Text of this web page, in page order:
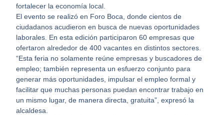
fortalecer la economía local.
El evento se realizó en Foro Boca, donde cientos de
ciudadanos acudieron en busca de nuevas oportunidades
laborales. En esta edición participaron 60 empresas que
ofertaron alrededor de 400 vacantes en distintos sectores.
“Esta feria no solamente reúne empresas y buscadores de
empleo; también representa un esfuerzo conjunto para
generar más oportunidades, impulsar el empleo formal y
facilitar que muchas personas puedan encontrar trabajo en
un mismo lugar, de manera directa, gratuita”, expresó la
alcaldesa.